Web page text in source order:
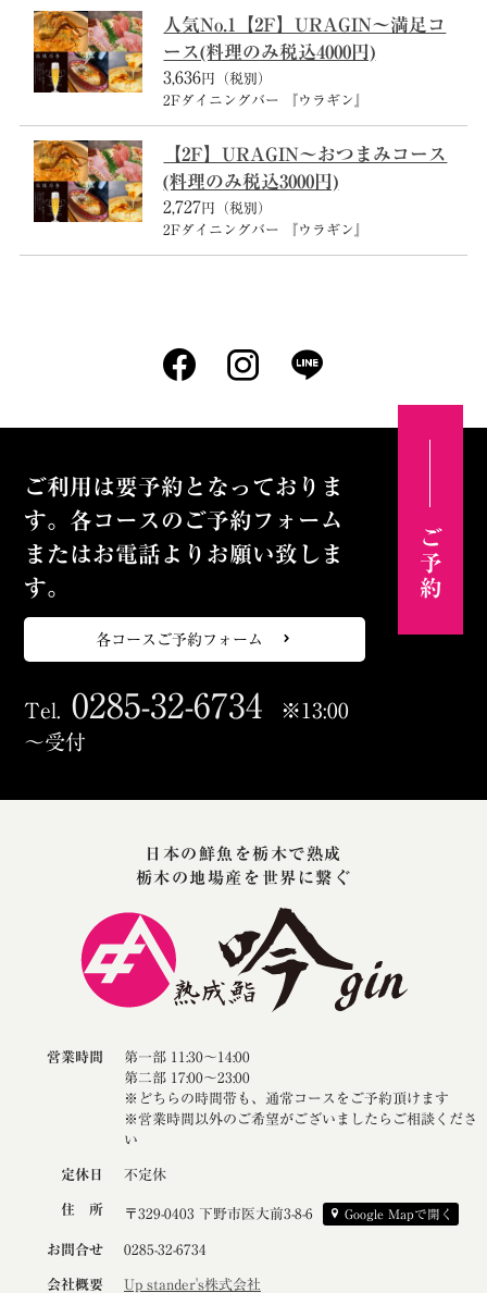
人気No.1【2F】URAGIN～満足コ
ース(料理のみ税込4000円)
3,636円（税別）
2Fダイニングバー 『ウラギン』
【2F】URAGIN～おつまみコース
(料理のみ税込3000円)
2,727円（税別）
2Fダイニングバー 『ウラギン』
ご予約
ご利用は要予約となっておりま
す。各コースのご予約フォーム
またはお電話よりお願い致しま
す。
各コースご予約フォーム
Tel. 0285-32-6734
※13:00
～受付
日本の鮮魚を栃木で熟成
栃木の地場産を世界に繋ぐ
営業時間
第一部 11:30～14:00
第二部 17:00～23:00
※どちらの時間帯も、通常コースをご予約頂けます
※営業時間以外のご希望がございましたらご相談くださ
い
定休日 不定休
住 所 〒329-0403 下野市医大前3-8-6 Google Mapで開く
お問合せ 0285-32-6734
会社概要 Up stander's株式会社